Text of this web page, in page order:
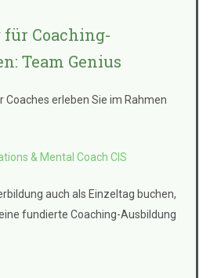
Coaching-
Team Genius
Coaches erleben Sie im Rahmen
& Mental Coach CIS
auch als Einzeltag buchen,
fundierte Coaching-Ausbildung